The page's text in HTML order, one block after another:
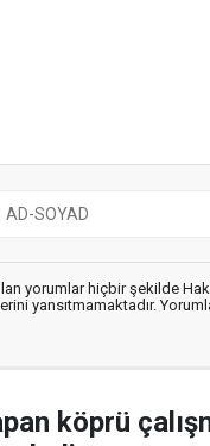
yorumlar hiçbir şekilde
yansıtmamaktadır.
köprü